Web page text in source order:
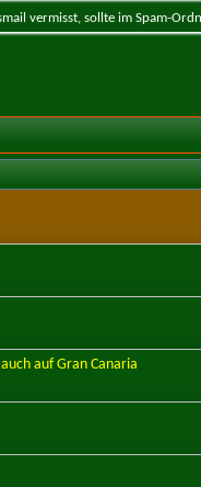
vermisst, sollte im Spam-
auf Gran Canaria